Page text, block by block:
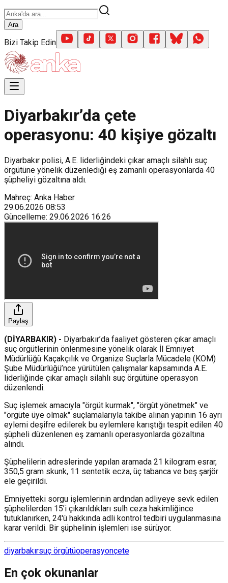
Ara
Bizi Takip Edin
Diyarbakır’da çete
operasyonu: 40 kişiye gözaltı
Diyarbakır polisi, A.E. liderliğindeki çıkar amaçlı silahlı suç
örgütüne yönelik düzenlediği eş zamanlı operasyonlarda 40
şüpheliyi gözaltına aldı.
Mahreç: Anka Haber
29.06.2026 08:53
Güncelleme: 29.06.2026 16:26
Paylaş
(DİYARBAKIR) - Diyarbakır’da faaliyet gösteren çıkar amaçlı
suç örgütlerinin önlenmesine yönelik olarak İl Emniyet
Müdürlüğü Kaçakçılık ve Organize Suçlarla Mücadele (KOM)
Şube Müdürlüğü’nce yürütülen çalışmalar kapsamında A.E.
liderliğinde çıkar amaçlı silahlı suç örgütüne operasyon
düzenlendi.
Suç işlemek amacıyla "örgüt kurmak", "örgüt yönetmek" ve
"örgüte üye olmak" suçlamalarıyla takibe alınan yapının 16 ayrı
eylemi deşifre edilerek bu eylemlere karıştığı tespit edilen 40
şüpheli düzenlenen eş zamanlı operasyonlarda gözaltına
alındı.
Şüphelilerin adreslerinde yapılan aramada 21 kilogram esrar,
⁠350,5 gram skunk, ⁠11 sentetik ecza, üç tabanca ve beş şarjör
ele geçirildi.
Emniyetteki sorgu işlemlerinin ardından adliyeye sevk edilen
şüphelilerden 15’i çıkarıldıkları sulh ceza hakimliğince
tutuklanırken, 24'ü hakkında adli kontrol tedbiri uygulanmasına
karar verildi. Bir şüphelinin işlemleri ise sürüyor.
diyarbakırsuç örgütüoperasyonçete
En çok okunanlar